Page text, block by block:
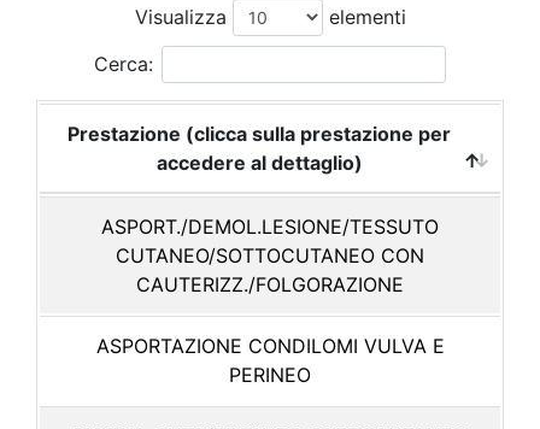
Visualizza
elementi
Cerca:
Prestazione (clicca sulla prestazione per
accedere al dettaglio)
ASPORT./DEMOL.LESIONE/TESSUTO
CUTANEO/SOTTOCUTANEO CON
CAUTERIZZ./FOLGORAZIONE
ASPORTAZIONE CONDILOMI VULVA E
PERINEO